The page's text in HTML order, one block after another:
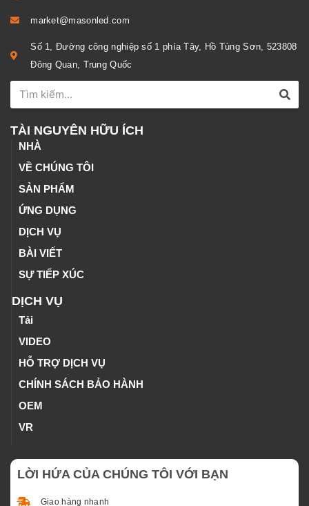
market@masonled.com
Số 1, Đường công nghiệp số 1 phía Tây, Hồ Tùng Sơn, 523808
Đông Quan, Trung Quốc
TÀI NGUYÊN HỮU ÍCH
NHÀ
VỀ CHÚNG TÔI
SẢN PHẨM
ỨNG DỤNG
DỊCH VỤ
BÀI VIẾT
SỰ TIẾP XÚC
DỊCH VỤ
Tải
VIDEO
HỖ TRỢ DỊCH VỤ
CHÍNH SÁCH BẢO HÀNH
OEM
VR
LỜI HỨA CỦA CHÚNG TÔI VỚI BẠN
Giao hàng nhanh